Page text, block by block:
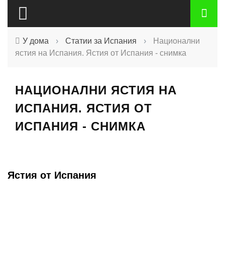
У дома › Статии за Испания ›
Национални
ястия на Испания. Ястия от Испания - снимка
НАЦИОНАЛНИ ЯСТИЯ НА
ИСПАНИЯ. ЯСТИЯ ОТ
ИСПАНИЯ - СНИМКА
Ястия от Испания